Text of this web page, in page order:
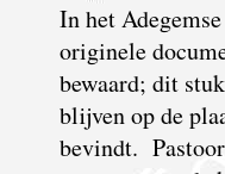
In het
originele
bewaard; dit
blijven op de
bevindt.